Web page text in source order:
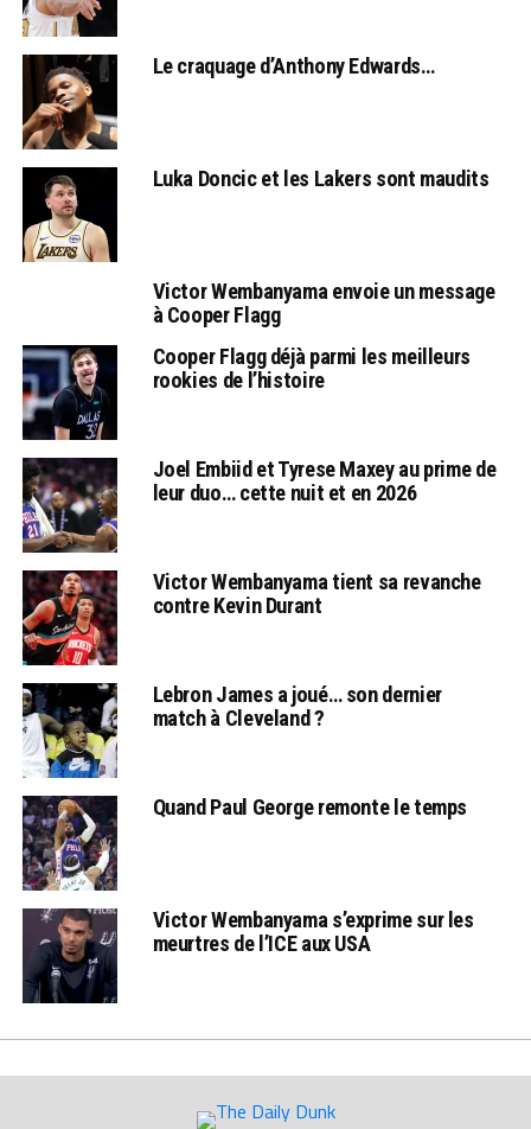
Le craquage d’Anthony Edwards…
Luka Doncic et les Lakers sont maudits
Victor Wembanyama envoie un message
à Cooper Flagg
Cooper Flagg déjà parmi les meilleurs
rookies de l’histoire
Joel Embiid et Tyrese Maxey au prime de
leur duo… cette nuit et en 2026
Victor Wembanyama tient sa revanche
contre Kevin Durant
Lebron James a joué… son dernier
match à Cleveland ?
Quand Paul George remonte le temps
Victor Wembanyama s’exprime sur les
meurtres de l’ICE aux USA